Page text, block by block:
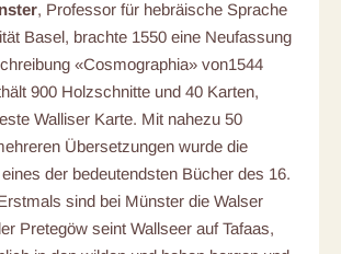
, Professor für hebräische Sprache
Basel, brachte 1550 eine Neufassung
«Cosmographia» von1544
900 Holzschnitte und 40 Karten,
Walliser Karte. Mit nahezu 50
Übersetzungen wurde die
der bedeutendsten Bücher des 16.
sind bei Münster die Walser
Pretegöw seint Wallseer auf Tafaas,